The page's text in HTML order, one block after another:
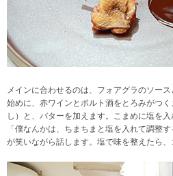
メインに合わせるのは、フォアグラのソー
始めに、赤ワインとポルト酒をとろみがつ
し）と、バターを加えます。こまめに塩を入
「僕なんかは、ちまちまと塩を入れて調整
が笑いながら話します。塩で味を整えたら、